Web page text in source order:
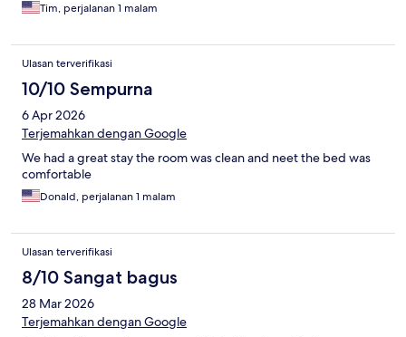
Tim, perjalanan 1 malam
Ulasan terverifikasi
10/10 Sempurna
6 Apr 2026
Terjemahkan dengan Google
We had a great stay the room was clean and neet the bed was
comfortable
Donald, perjalanan 1 malam
Ulasan terverifikasi
8/10 Sangat bagus
28 Mar 2026
Terjemahkan dengan Google